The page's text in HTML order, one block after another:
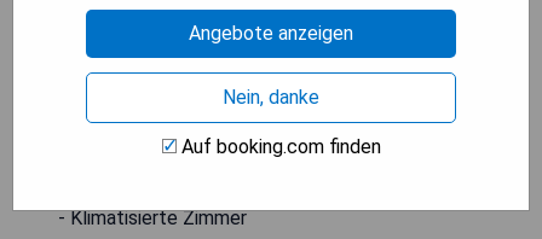
Sacramento und der Discovery Park liegen
ebenfalls in der Nähe.
- Kostenfreies WLAN
- 24-Stunden-Rezeption
- Klimatisierte Zimmer
Angebote anzeigen
Nein, danke
Auf booking.com finden